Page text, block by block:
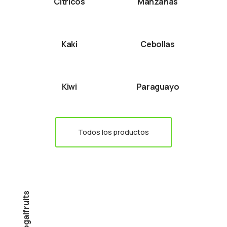
Kaki Cebollas
Kiwi Paraguayo
Todos los productos
Nogalfruits